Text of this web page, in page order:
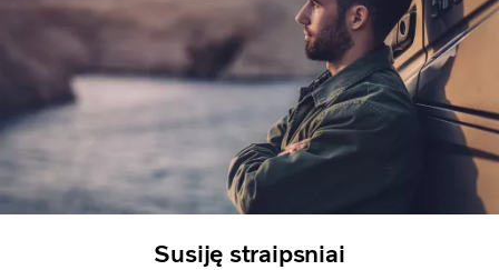
Susiję straipsniai